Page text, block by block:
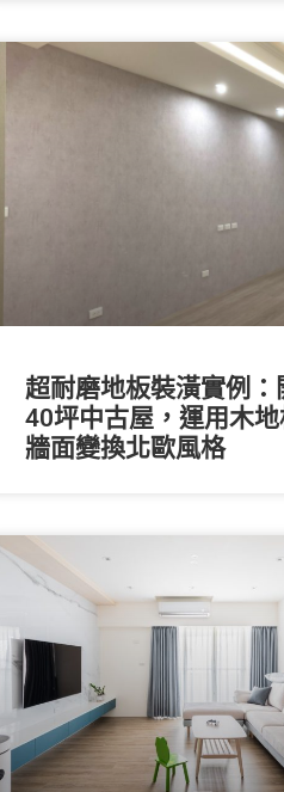
超耐磨地板裝潢實例：
40坪中古屋，運用木
牆面變換北歐風格